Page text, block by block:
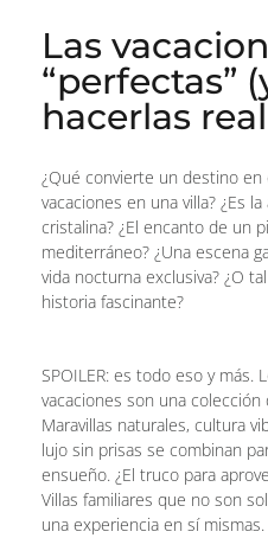
Las
“perfectas”
hacerlas
¿Qué convierte un destino en
vacaciones en una villa? ¿Es
cristalina? ¿El encanto de un
mediterráneo? ¿Una escena
vida nocturna exclusiva? ¿O
historia fascinante?
SPOILER: es todo eso y
vacaciones son una
Maravillas naturales, cultura
lujo sin prisas se combinan
ensueño. ¿El truco para
Villas familiares que no son
una experiencia en sí mismas.